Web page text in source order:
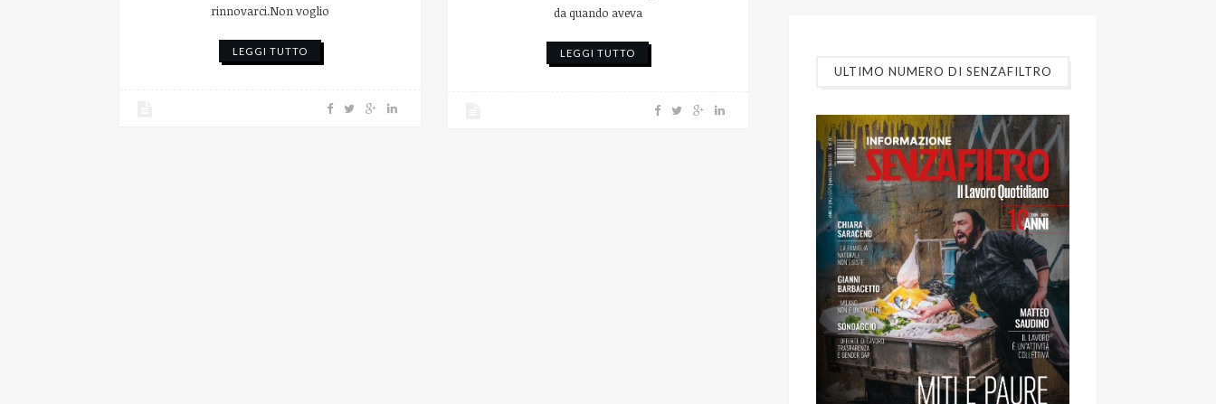
rinnovarci.Non voglio
LEGGI TUTTO
da quando aveva
LEGGI TUTTO
ULTIMO NUMERO DI SENZAFILTRO